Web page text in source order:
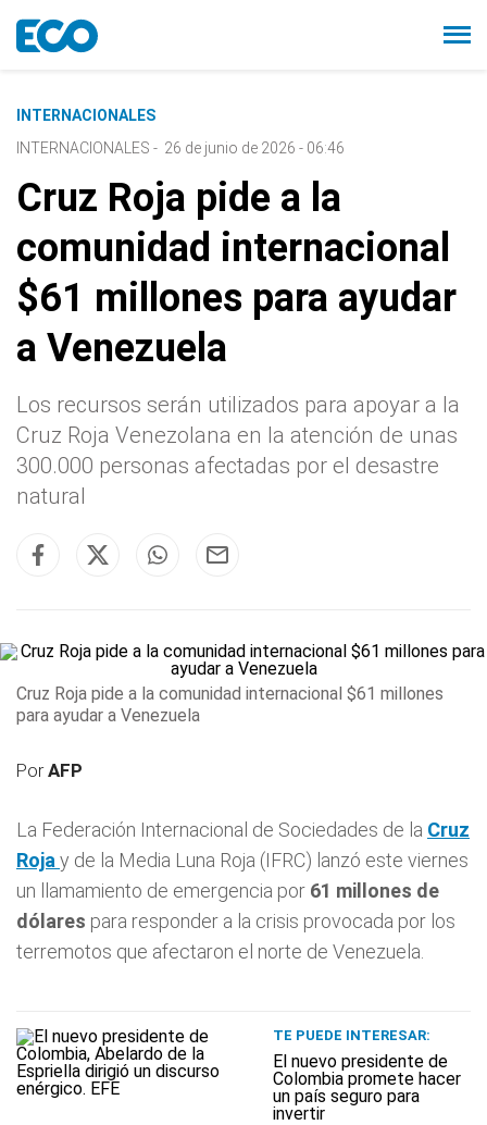
INTERNACIONALES
INTERNACIONALES - 26 de junio de 2026 - 06:46
Cruz Roja pide a la
comunidad internacional
$61 millones para ayudar
a Venezuela
Los recursos serán utilizados para apoyar a la
Cruz Roja Venezolana en la atención de unas
300.000 personas afectadas por el desastre
natural
Cruz Roja pide a la comunidad internacional $61 millones
para ayudar a Venezuela
PorAFP
La Federación Internacional de Sociedades de la Cruz
Roja y de la Media Luna Roja (IFRC) lanzó este viernes
un llamamiento de emergencia por 61 millones de
dólares para responder a la crisis provocada por los
terremotos que afectaron el norte de Venezuela.
TE PUEDE INTERESAR:
El nuevo presidente de
Colombia promete hacer
un país seguro para
invertir